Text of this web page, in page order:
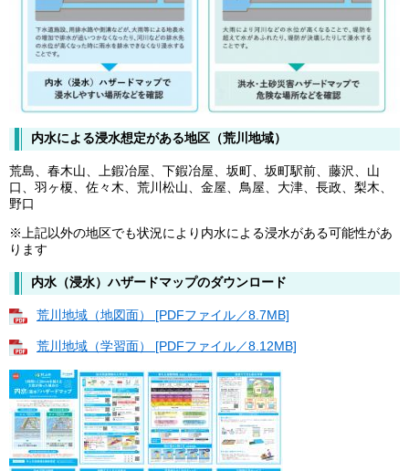
内水による浸水想定がある地区（荒川地域）
荒島、春木山、上鍜冶屋、下鍜冶屋、坂町、坂町駅前、藤沢、山
口、羽ヶ榎、佐々木、荒川松山、金屋、鳥屋、大津、長政、梨木、
野口
※上記以外の地区でも状況により内水による浸水がある可能性があ
ります
内水（浸水）ハザードマップのダウンロード
荒川地域（地図面） [PDFファイル／8.7MB]
荒川地域（学習面） [PDFファイル／8.12MB]